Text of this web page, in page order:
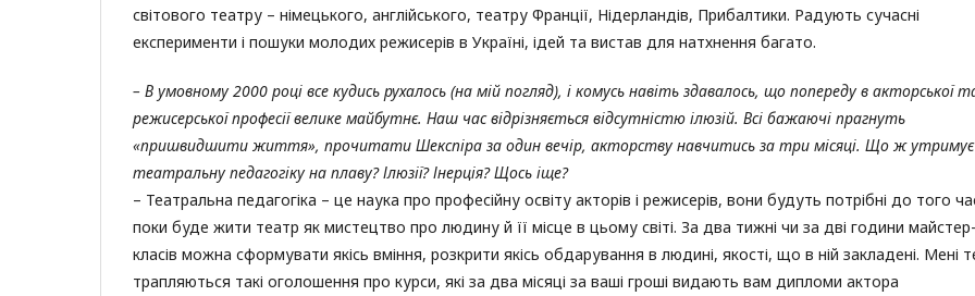
світового театру – німецького, англійського, театру Франції, Нідерландів, Прибалтики. Радують сучасні
експерименти і пошуки молодих режисерів в Україні, ідей та вистав для натхнення багато.
– В умовному 2000 році все кудись рухалось (на мій погляд), і комусь навіть здавалось, що попереду в акторської
режисерської професії велике майбутнє. Наш час відрізняється відсутністю ілюзій. Всі бажаючі прагнуть
«пришвидшити життя», прочитати Шекспіра за один вечір, акторству навчитись за три місяці. Що ж утримує
театральну педагогіку на плаву? Ілюзії? Інерція? Щось іще?
– Театральна педагогіка – це наука про професійну освіту акторів і режисерів, вони будуть потрібні до того
поки буде жити театр як мистецтво про людину й її місце в цьому світі. За два тижні чи за дві години майстер-
класів можна сформувати якісь вміння, розкрити якісь обдарування в людині, якості, що в ній закладені. Мені
трапляються такі оголошення про курси, які за два місяці за ваші гроші видають вам дипломи актора